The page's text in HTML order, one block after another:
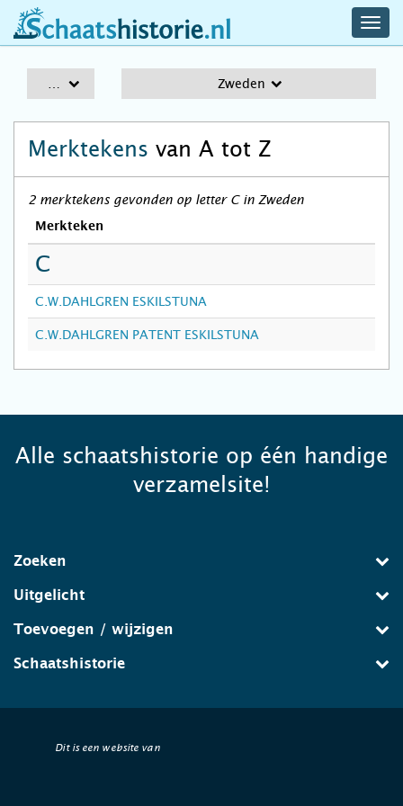
schaatshistorie.nl
Zweden
Merktekens van A tot Z
2 merktekens gevonden op letter C in Zweden
Merkteken
C
C.W.DAHLGREN ESKILSTUNA
C.W.DAHLGREN PATENT ESKILSTUNA
Alle schaatshistorie op één handige
verzamelsite!
Zoeken
Uitgelicht
Toevoegen / wijzigen
Schaatshistorie
Dit is een website van